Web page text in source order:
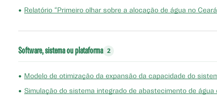
• Relatório “Primeiro olhar sobre a alocação de água no
Software, sistema ou plataforma 2
• Modelo de otimização da expansão da capacidade do
• Simulação do sistema integrado de abastecimento de água